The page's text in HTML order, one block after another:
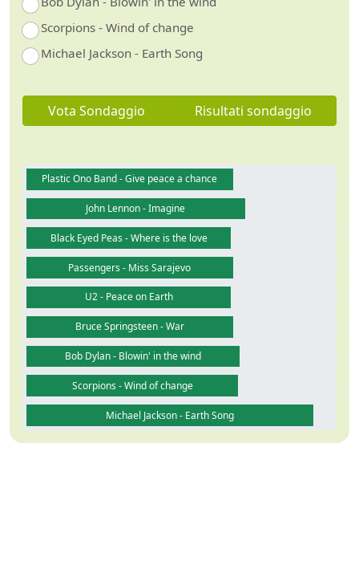
Scorpions - Wind of change
Michael Jackson - Earth Song
Vota Sondaggio Risultati sondaggio
Plastic Ono Band - Give peace a chance
John Lennon - Imagine
Black Eyed Peas - Where is the love
Passengers - Miss Sarajevo
U2 - Peace on Earth
Bruce Springsteen - War
Bob Dylan - Blowin' in the wind
Scorpions - Wind of change
Michael Jackson - Earth Song